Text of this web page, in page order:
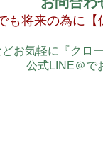
も将来の為に
どお気軽に『クロ
公式LINE＠で